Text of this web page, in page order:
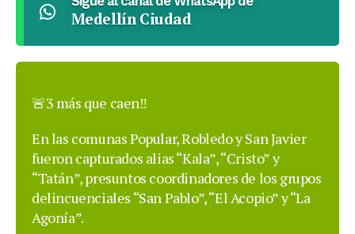
Medellín Ciudad
🚨3 más que caen‼️
En las comunas Popular, Robledo y San Javier
fueron capturados alias “Kala”, “Cristo” y
“Tatán”, presuntos coordinadores de los grupos
delincuenciales “San Pablo”, “El Acopio” y “La
Agonía”.